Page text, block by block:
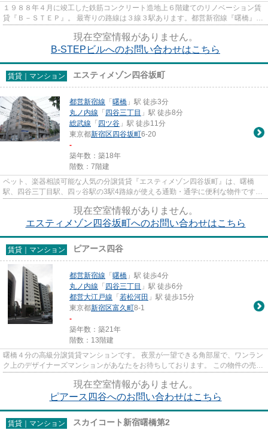
１９８８年４月に竣工した鉄筋コンクリート造地上６階建てのリノベーション賃
貸『Ｂ－ＳＴＥＰ』。 最寄りの路線は３線３駅あります。都営新宿線『曙橋』駅
現在空室情報がありません。
B-STEPビルへのお問い合わせはこちら
賃貸｜マンション エスティメゾン四谷坂町
都営新宿線 「 曙橋 」駅 徒歩3分
丸ノ内線 「 四谷三丁目 」駅 徒歩8分
総武線 「 四ツ谷 」駅 徒歩11分
東京都新宿区 四谷坂町6-20
-
築年数：築18年
階数：7階建
ペット、楽器相談可能な人気の分譲賃貸『エスティメゾン四谷坂町』は、曙橋
駅、四谷三丁目駅、四ッ谷駅の3駅4路線が使える通勤・通学に便利な物件です。
現在空室情報がありません。
エスティメゾン四谷坂町へのお問い合わせはこちら
賃貸｜マンション ピアース四谷
都営新宿線 「 曙橋 」駅 徒歩4分
丸ノ内線 「 四谷三丁目 」駅 徒歩6分
都営大江戸線 「 若松河田 」駅 徒歩15分
東京都新宿区富久町8-1
-
築年数：築21年
階数：13階建
曙橋４分の高級分譲賃貸マンションです。 夜景が一望できる角部屋で、ワンラン
ク上のデザイナーズマンションがあなたをお待ちしております。 この物件の売り
現在空室情報がありません。
ピアース四谷へのお問い合わせはこちら
賃貸｜マンション スカイコート新宿曙橋第2